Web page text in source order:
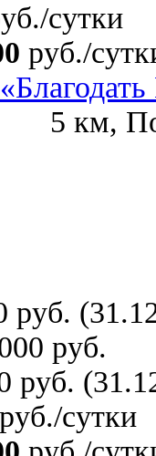
сутки
руб./
5 км,
руб.
руб.
руб.
руб./сутки